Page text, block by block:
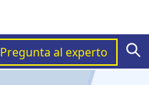
Pregunta al experto